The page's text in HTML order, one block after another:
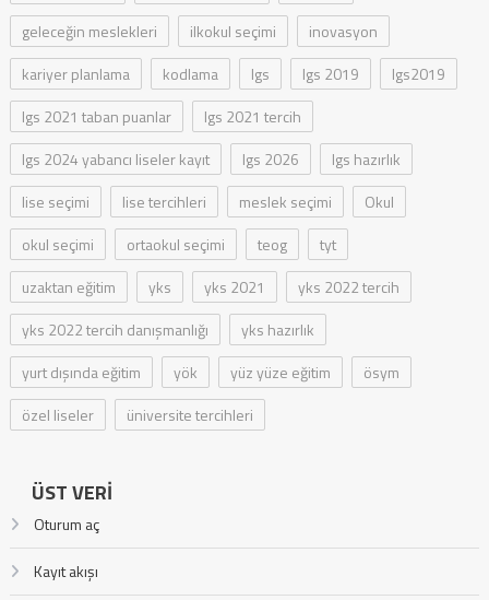
geleceğin meslekleri
ilkokul seçimi
inovasyon
kariyer planlama
kodlama lgs lgs 2019
lgs2019
lgs 2021 taban puanlar
lgs 2021 tercih
lgs 2024 yabancı liseler kayıt
lgs 2026
lgs hazırlık
lise seçimi
lise tercihleri meslek seçimi
Okul
okul seçimi
ortaokul seçimi teog
tyt
uzaktan eğitim
yks yks 2021
yks 2022 tercih
yks 2022 tercih danışmanlığı
yks hazırlık
yurt dışında eğitim
yök yüz yüze eğitim
ösym
özel liseler
üniversite tercihleri
ÜST VERI
Oturum aç
Kayıt akışı